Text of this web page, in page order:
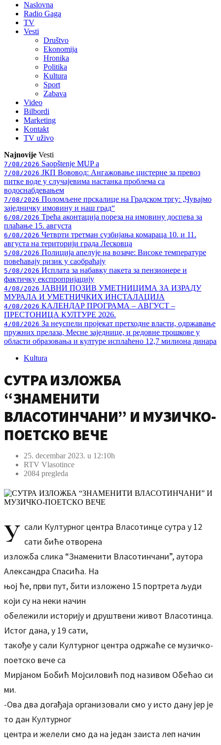
Naslovna
Radio Gaga
TV
Vesti
Društvo
Ekonomija
Hronika
Politika
Kultura
Sport
Zabava
Video
Bilbordi
Marketing
Kontakt
TV uživo
Najnovije Vesti
7/08/2026 Saopštenje MUP a
7/08/2026 ЈКП Вововод: Ангажовање цистерне за превоз
питке воде у случајевима настанка проблема са
водоснабдевањем
7/08/2026 Поломљене прскалице на Градском тргу: „Чувајмо
заједничку имовину и наш град“
6/08/2026 Трећа аконтација пореза на имовину доспева за
плаћање 15. августа
6/08/2026 Четврти третман сузбијања комараца 10. и 11.
августа на територији града Лесковца
5/08/2026 Полиција апелује на возаче: Високе температуре
повећавају ризик у саобраћају
5/08/2026 Исплата за набавку пакета за пензионере и
фактичку експропријацију
4/08/2026 ЈАВНИ ПОЗИВ УМЕТНИЦИМА ЗА ИЗРАДУ
МУРАЛА И УМЕТНИЧКИХ ИНСТАЛАЦИЈА
4/08/2026 КАЛЕНДАР ПРОГРАМА – АВГУСТ –
ПРЕСТОНИЦА КУЛТУРЕ 2026.
4/08/2026 За неуспели пројекат претходне власти, одржавање
пружних прелаза, Месне заједнице, и редовне трошкове у
области образовања и културе исплаћено 12,7 милиона динара
Kultura
СУТРА ИЗЛОЖБА
“ЗНАМЕНИТИ
ВЛАСОТИНЧАНИ” И МУЗИЧКО-
ПОЕТСКО ВЕЧЕ
25. decembar 2023. u 12:10h
RTV Vlasotince
2084 pregleda
У сали Културног центра Власотинце сутра у 12
сати биће отворена
изложба слика “Знаменити Власотинчани”, аутора
Александра Спасића. На
њој ће, први пут, бити изложено 15 портрета људи
који су на неки начин
обележили историју и друштвени живот Власотинца.
Истог дана, у 19 сати,
такође у сали Културног центра одржаће се музичко-
поетско вече са
Мирјаном Бобић Мојсиловић под називом Обећао си
ми.
-Ова два догађаја организовали смо у исто дану јер је
то дан Културног
центра и желели смо да на један заиста леп начин